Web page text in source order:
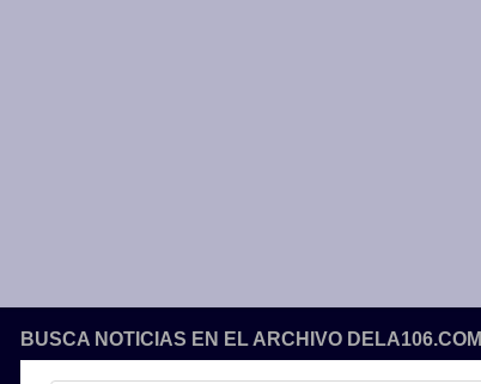
BUSCA NOTICIAS EN EL ARCHIVO DELA106.COM